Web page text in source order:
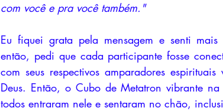
com você e pra você também."
Eu fiquei grata pela mensagem e senti
então, pedi que cada participante fosse
com seus respectivos amparadores
Deus. Então, o Cubo de Metatron vibrante
todos entraram nele e sentaram no chão,